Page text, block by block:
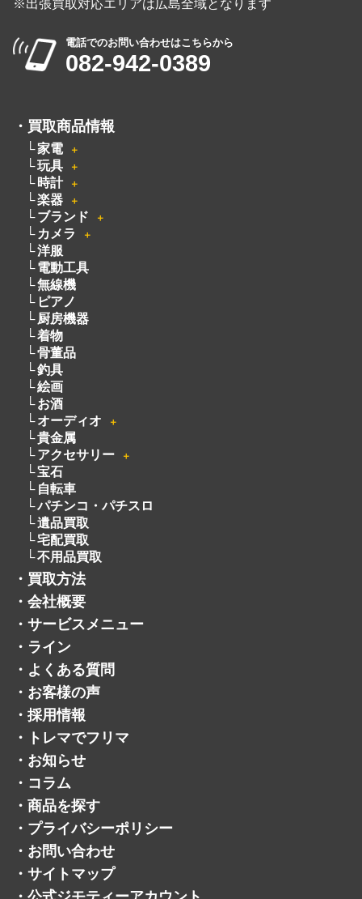
広島県広島市中区大手町５丁目9-2
営業時間：10:00～19:00
電話でのお問い合わせはこちらから
082-942-0389
買取商品情報
家電 ＋
玩具 ＋
時計 ＋
楽器 ＋
ブランド
カメラ
洋服
電動工具
無線機
ピアノ
厨房機器
着物
骨董品
釣具
絵画
お酒
オーディオ
貴金属
アクセサリー
宝石
自転車
パチンコ・パチスロ
遺品買取
宅配買取
不用品買取
・ 買取方法
・ 会社概要
・ サービスメニュー
・ ライン
・ よくある質問
・ お客様の声
・ 採用情報
・ トレマでフリマ
・ お知らせ
・ コラム